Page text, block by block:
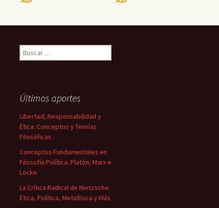
Buscar:
Últimos aportes
Libertad, Responsabilidad y
Ética: Conceptos y Teorías
Filosóficas
Conceptos Fundamentales en
Filosofía Política: Platón, Marx e
Locke
La Crítica Radical de Nietzsche:
Ética, Política, Metafísica y Más